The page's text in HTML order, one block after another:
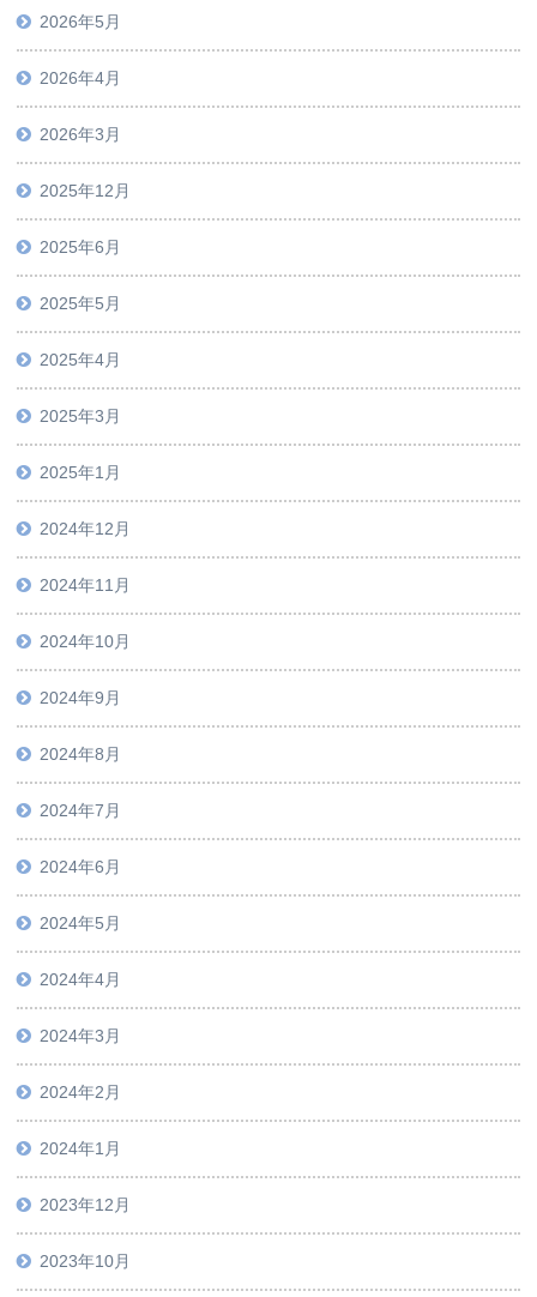
2026年5月
2026年4月
2026年3月
2025年12月
2025年6月
2025年5月
2025年4月
2025年3月
2025年1月
2024年12月
2024年11月
2024年10月
2024年9月
2024年8月
2024年7月
2024年6月
2024年5月
2024年4月
2024年3月
2024年2月
2024年1月
2023年12月
2023年10月